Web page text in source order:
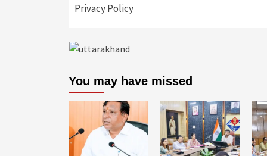
Privacy Policy
You may have missed